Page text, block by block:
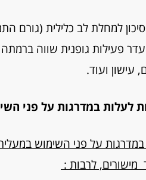
למחלת לב כלילית (גורם
פעילות גופנית שווה ברמתה
עישון ועוד.
על פני השימוש
לרבות :